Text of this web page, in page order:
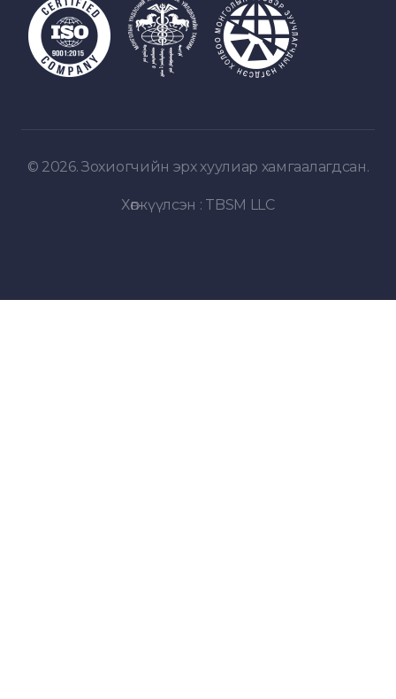
© 2026. Зохиогчийн эрх хуулиар хамгаалагдсан.
Хөгжүүлсэн : TBSM LLC